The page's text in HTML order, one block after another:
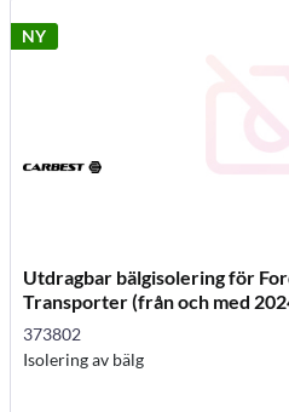
NY
Utdragbar bälgisolering för
Transporter (från och med
373802
Isolering av bälg